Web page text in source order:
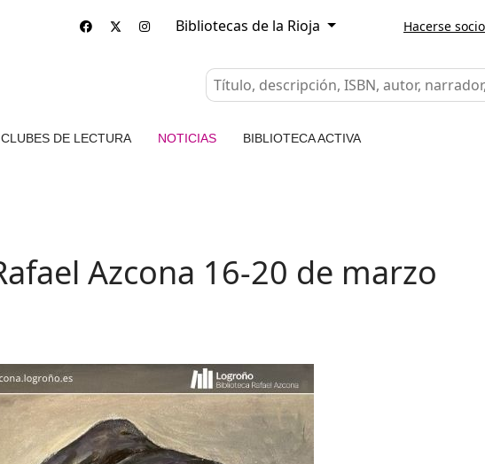
Bibliotecas de la Rioja Hacerse socio
CLUBES DE LECTURA NOTICIAS BIBLIOTECA ACTIVA
Azcona 16-20 de marzo